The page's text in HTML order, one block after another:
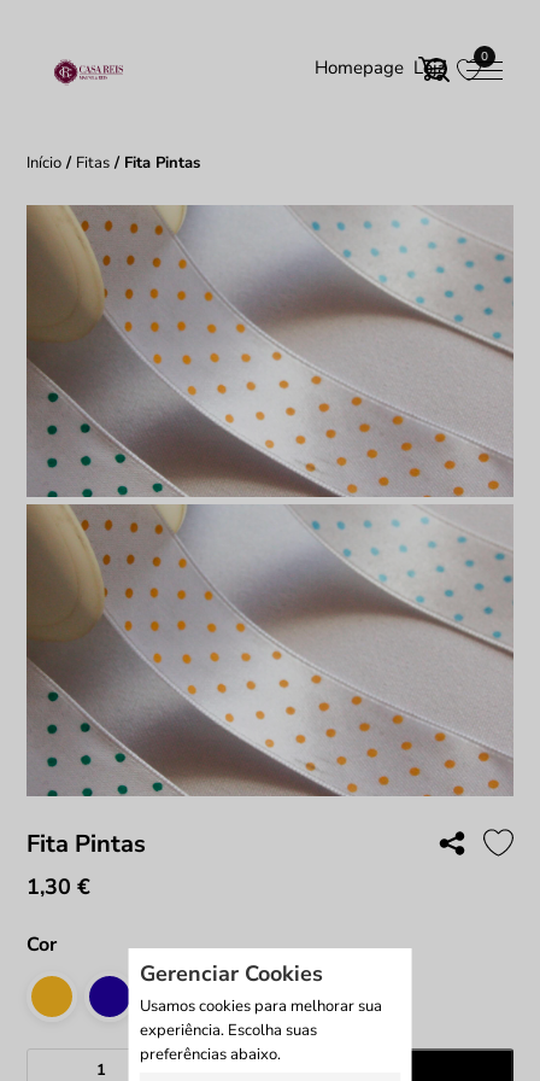
Homepage Loja 0
Início / Fitas / Fita Pintas
Fita Pintas
1,30€
Cor
Quantidade
Gerenciar Cookies
Usamos cookies para melhorar sua
experiência. Escolha suas
preferências abaixo.